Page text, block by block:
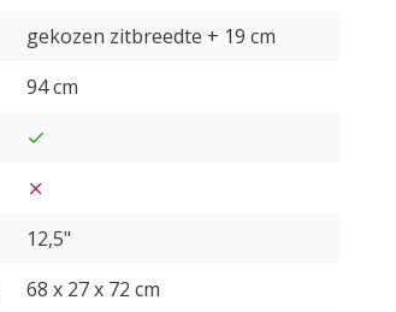
gekozen zitbreedte + 19 cm
94 cm
12,5"
68 x 27 x 72 cm